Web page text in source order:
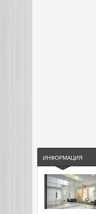
ИНФОРМАЦИЯ